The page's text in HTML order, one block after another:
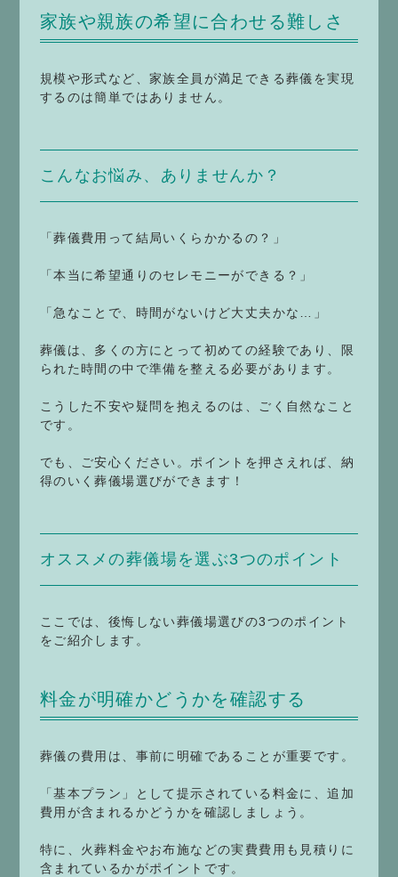
家族や親族の希望に合わせる難しさ
規模や形式など、家族全員が満足できる葬儀を実現
するのは簡単ではありません。
こんなお悩み、ありませんか？
「葬儀費用って結局いくらかかるの？」
「本当に希望通りのセレモニーができる？」
「急なことで、時間がないけど大丈夫かな…」
葬儀は、多くの方にとって初めての経験であり、限
られた時間の中で準備を整える必要があります。
こうした不安や疑問を抱えるのは、ごく自然なこと
です。
でも、ご安心ください。ポイントを押さえれば、納
得のいく葬儀場選びができます！
オススメの葬儀場を選ぶ3つのポイント
ここでは、後悔しない葬儀場選びの3つのポイント
をご紹介します。
料金が明確かどうかを確認する
葬儀の費用は、事前に明確であることが重要です。
「基本プラン」として提示されている料金に、追加
費用が含まれるかどうかを確認しましょう。
特に、火葬料金やお布施などの実費費用も見積りに
含まれているかがポイントです。